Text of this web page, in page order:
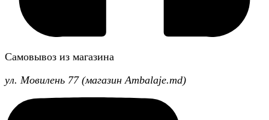
Самовывоз из магазина
ул. Мовилень 77 (магазин Ambalaje.md)